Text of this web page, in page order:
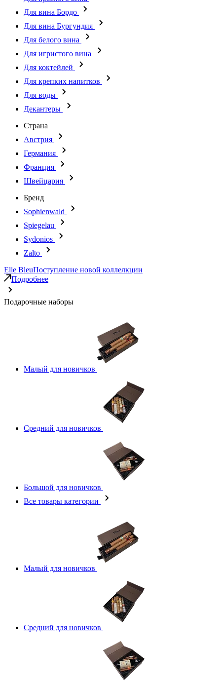
Для вина Бордо
Для вина Бургундия
Для белого вина
Для игристого вина
Для коктейлей
Для крепких напитков
Для воды
Декантеры
Страна
Австрия
Германия
Франция
Швейцария
Бренд
Sophienwald
Spiegelau
Sydonios
Zalto
Elie BleuПоступление новой коллелкции
Подробнее
Подарочные наборы
Малый для новичков
Средний для новичков
Большой для новичков
Все товары категории
Малый для новичков
Средний для новичков